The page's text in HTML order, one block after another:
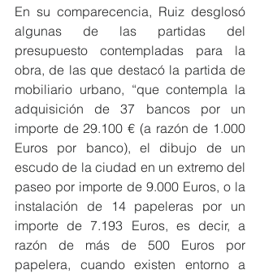
En su comparecencia, Ruiz desglosó
algunas de las partidas del
presupuesto contempladas para la
obra, de las que destacó la partida de
mobiliario urbano, “que contempla la
adquisición de 37 bancos por un
importe de 29.100 € (a razón de 1.000
Euros por banco), el dibujo de un
escudo de la ciudad en un extremo del
paseo por importe de 9.000 Euros, o la
instalación de 14 papeleras por un
importe de 7.193 Euros, es decir, a
razón de más de 500 Euros por
papelera, cuando existen entorno a